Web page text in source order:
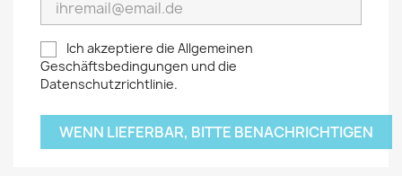
Ich akzeptiere die Allgemeinen
Geschäftsbedingungen und die
Datenschutzrichtlinie.
WENN LIEFERBAR, BITTE BENACHRICHTIGEN